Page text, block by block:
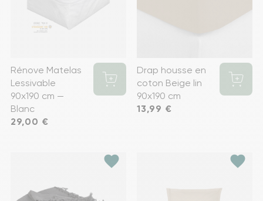
Rénove Matelas
Lessivable
90x190 cm —
Blanc
Prix
29,00 €
Drap housse en
coton Beige lin
90x190 cm
Prix
13,99 €
favorite favorite